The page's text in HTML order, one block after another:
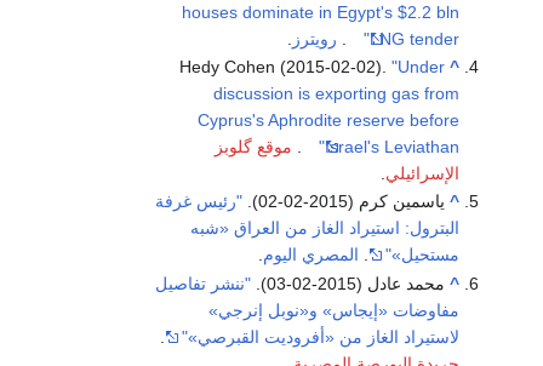
houses dominate in Egypt's $2.2 bln
LNG tender"
.رويترز.
Hedy Cohen (2015-02-02)."Under
discussion is exporting gas from
Cyprus's Aphrodite reserve before
Israel's Leviathan"
.موقع گلوبز
الإسرائيلي.
ياسمين كرم (2015-02-02).
"رئيس غرفة
البترول: استيراد الغاز من العراق «شبه
مستحيل»"
.المصري اليوم.
محمد عادل (2015-02-03).
"ننشر تفاصيل
مفاوضات «إيجاس» و«نوبل إنرجي»
لاستيراد الغاز من «أفروديت القبرصي»"
.